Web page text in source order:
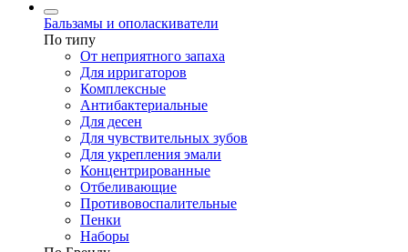
Бальзамы и ополаскиватели
По типу
От неприятного запаха
Для ирригаторов
Комплексные
Антибактериальные
Для десен
Для чувствительных зубов
Для укрепления эмали
Концентрированные
Отбеливающие
Противовоспалительные
Пенки
Наборы